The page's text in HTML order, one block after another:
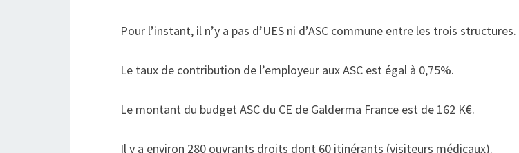
Pour l’instant, il n’y a pas d’UES ni d’ASC commune entre les trois structures.
Le taux de contribution de l’employeur aux ASC est égal à 0,75%.
Le montant du budget ASC du CE de Galderma France est de 162 K€.
Il y a environ 280 ouvrants droits dont 60 itinérants (visiteurs médicaux).